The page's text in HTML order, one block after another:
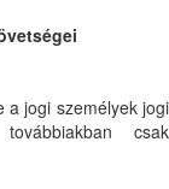
a jogi személyek jogi
csak